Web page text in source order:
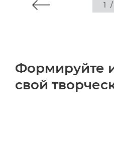
1 /
Формируйте
свой